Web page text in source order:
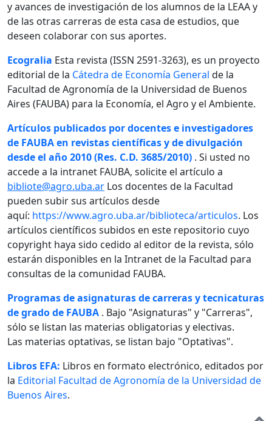
y avances de investigación de los alumnos de la LEAA y
de las otras carreras de esta casa de estudios, que
deseen colaborar con sus aportes.
Ecogralia Esta revista (ISSN 2591-3263), es un proyecto
editorial de la Cátedra de Economía General de la
Facultad de Agronomía de la Universidad de Buenos
Aires (FAUBA) para la Economía, el Agro y el Ambiente.
Artículos publicados por docentes e investigadores
de FAUBA en revistas científicas y de divulgación
desde el año 2010 (Res. C.D. 3685/2010) . Si usted no
accede a la intranet FAUBA, solicite el artículo a
bibliote@agro.uba.ar Los docentes de la Facultad
pueden subir sus artículos desde
aquí: https://www.agro.uba.ar/biblioteca/articulos. Los
artículos científicos subidos en este repositorio cuyo
copyright haya sido cedido al editor de la revista, sólo
estarán disponibles en la Intranet de la Facultad para
consultas de la comunidad FAUBA.
Programas de asignaturas de carreras y tecnicaturas
de grado de FAUBA . Bajo "Asignaturas" y "Carreras",
sólo se listan las materias obligatorias y electivas.
Las materias optativas, se listan bajo "Optativas".
Libros EFA: Libros en formato electrónico, editados por
la Editorial Facultad de Agronomía de la Universidad de
Buenos Aires.